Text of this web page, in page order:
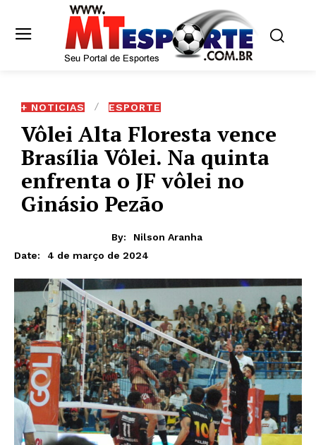
+ NOTICIAS ESPORTE
Vôlei Alta Floresta vence
Brasília Vôlei. Na quinta
enfrenta o JF vôlei no
Ginásio Pezão
By:
Nilson Aranha
Date:
4 de março de 2024